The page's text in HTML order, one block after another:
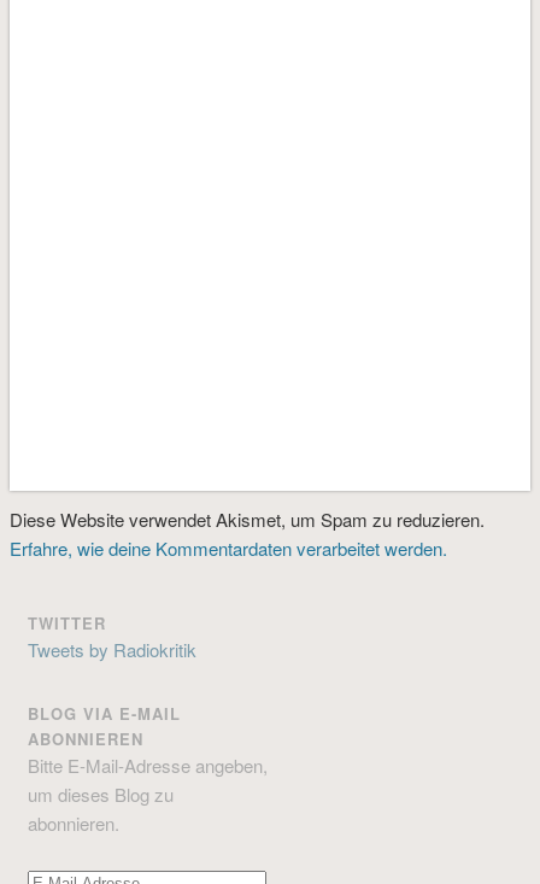
Diese Website verwendet Akismet, um Spam zu reduzieren.
Erfahre, wie deine Kommentardaten verarbeitet werden.
TWITTER
Tweets by Radiokritik
BLOG VIA E-MAIL
ABONNIEREN
Bitte E-Mail-Adresse angeben,
um dieses Blog zu
abonnieren.